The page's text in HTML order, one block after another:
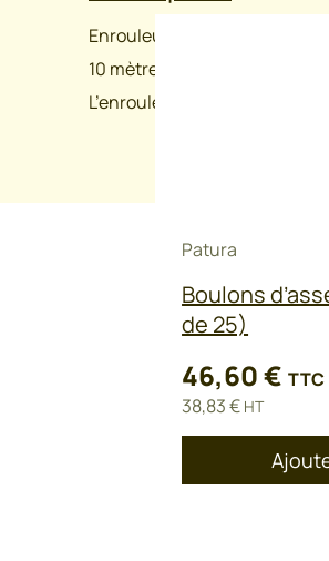
Enrouleur de rappel « PRO »
10 mètres de ruban de 20mm
L’enrouleur est inclinable.
Patura
Boulons
de 25)
46,60€ TTC
38,83€ HT